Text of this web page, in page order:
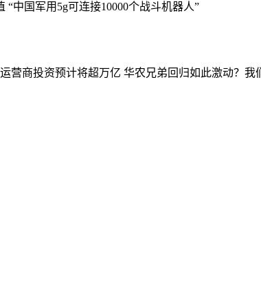
“中国军用5g可连接10000个战斗机器人”
营商投资预计将超万亿 华农兄弟回归如此激动？我